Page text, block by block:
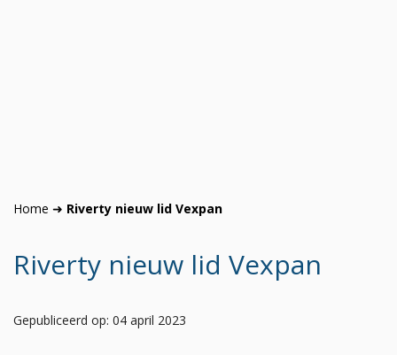
Home ➜ Riverty nieuw lid Vexpan
Riverty nieuw lid Vexpan
Gepubliceerd op: 04 april 2023